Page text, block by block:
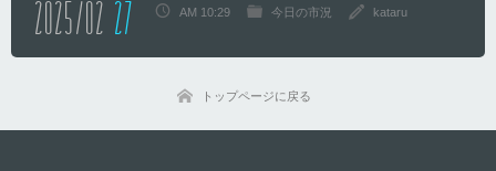
2025/02 27 AM 10:29 今日の市況 kataru
トップページに戻る